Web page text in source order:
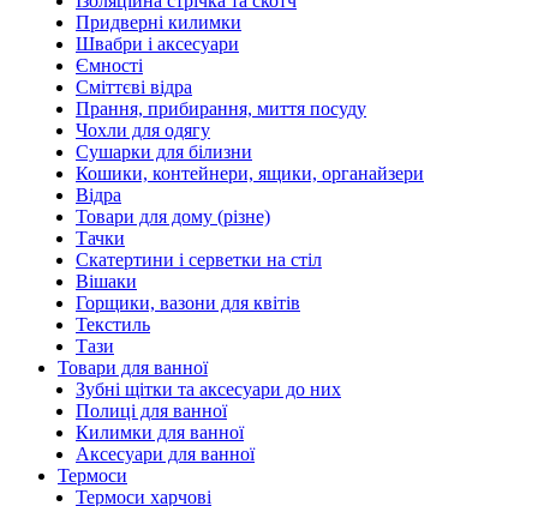
Придверні килимки
Швабри і аксесуари
Ємності
Сміттєві відра
Прання, прибирання, миття посуду
Чохли для одягу
Сушарки для білизни
Кошики, контейнери, ящики, органайзери
Відра
Товари для дому (різне)
Тачки
Скатертини і серветки на стіл
Вішаки
Горщики, вазони для квітів
Текстиль
Тази
Товари для ванної
Зубні щітки та аксесуари до них
Полиці для ванної
Килимки для ванної
Аксесуари для ванної
Термоси
Термоси харчові